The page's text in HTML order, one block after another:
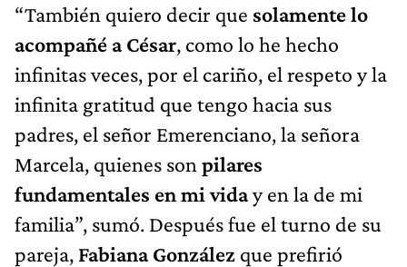
“También quiero decir que solamente lo
acompañé a César, como lo he hecho
infinitas veces, por el cariño, el respeto y la
infinita gratitud que tengo hacia sus
padres, el señor Emerenciano, la señora
Marcela, quienes son pilares
fundamentales en mi viday en la de mi
familia”, sumó. Después fue el turno de su
pareja, Fabiana González que prefirió